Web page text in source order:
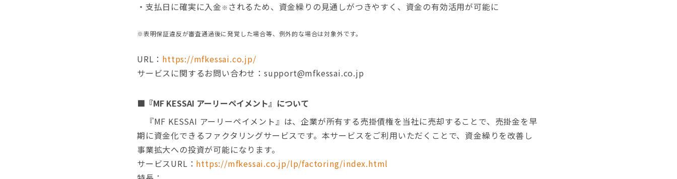
・支払日に確実に入金※ されるため、資金繰りの見通しがつきやすく、資金の有効活用が可能に
※表明保証違反が審査通過後に発覚した場合等、例外的な場合は対象外です。
URL： https://mfkessai.co.jp/
サービスに関するお問い合わせ：support@mfkessai.co.jp
■『MF KESSAI アーリーペイメント』について
『MF KESSAI アーリーペイメント』は、企業が所有する売掛債権を当社に売却することで、売掛金を早
期に資金化できるファクタリングサービスです。本サービスをご利用いただくことで、資金繰りを改善し
事業拡大への投資が可能になります。
サービスURL： https://mfkessai.co.jp/lp/factoring/index.html